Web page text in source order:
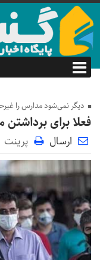
دیگر نمی‌شود مدارس را
فعلا برای
ارسال پرینت